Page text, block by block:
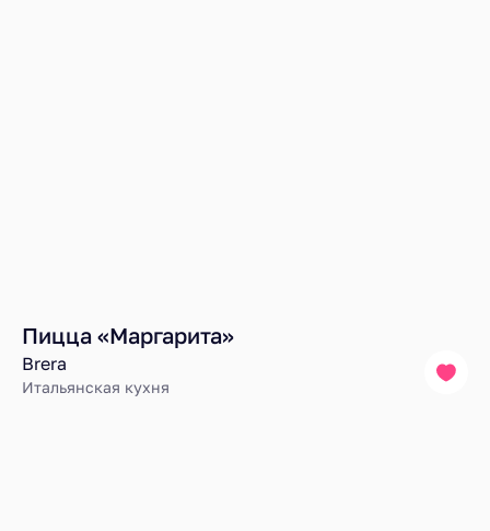
Пицца «Маргарита»
Brera
Итальянская кухня